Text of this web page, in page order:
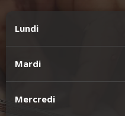
Lundi
Mardi
Mercredi